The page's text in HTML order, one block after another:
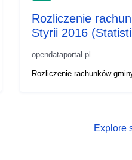
Rozliczenie
Styrii 2016
opendataportal.pl
Rozliczenie rachunków
Explore